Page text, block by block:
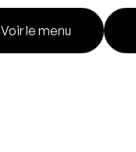
Voir le menu